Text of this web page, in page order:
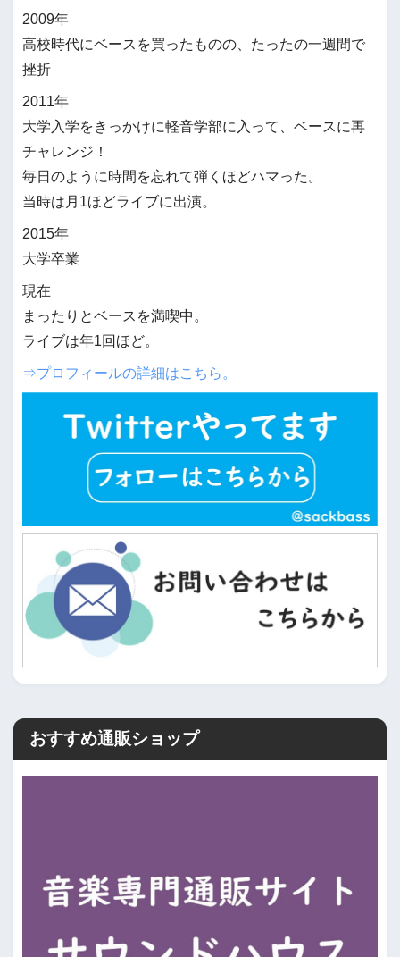
2009年
高校時代にベースを買ったものの、たったの一週間で
挫折
2011年
大学入学をきっかけに軽音学部に入って、ベースに再
チャレンジ！
毎日のように時間を忘れて弾くほどハマった。
当時は月1ほどライブに出演。
2015年
大学卒業
現在
まったりとベースを満喫中。
ライブは年1回ほど。
⇒プロフィールの詳細はこちら。
おすすめ通販ショップ